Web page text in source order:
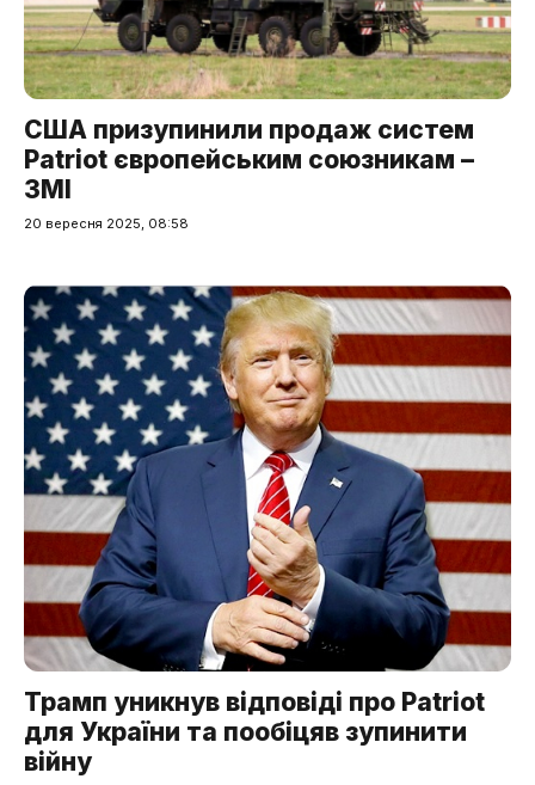
США призупинили продаж систем
Patriot європейським союзникам –
ЗМІ
20 вересня 2025, 08:58
Трамп уникнув відповіді про Patriot
для України та пообіцяв зупинити
війну